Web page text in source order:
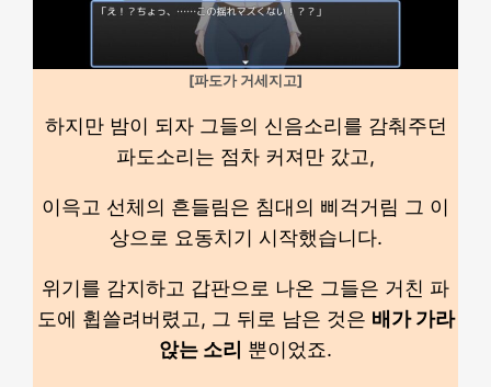
[파도가 거세지고]
하지만 밤이 되자 그들의 신음소리를 감춰주던
파도소리는 점차 커져만 갔고,
이윽고 선체의 흔들림은 침대의 삐걱거림 그 이
상으로 요동치기 시작했습니다.
위기를 감지하고 갑판으로 나온 그들은 거친 파
도에 휩쓸려버렸고, 그 뒤로 남은 것은 배가 가라
앉는 소리 뿐이었죠.